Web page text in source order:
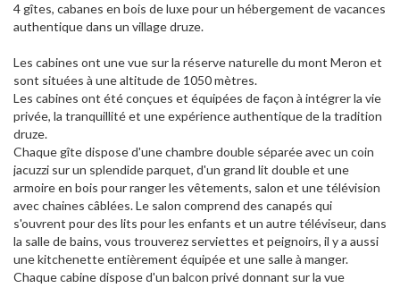
4 gîtes, cabanes en bois de luxe pour un hébergement de vacances
authentique dans un village druze.
Les cabines ont une vue sur la réserve naturelle du mont Meron et
sont situées à une altitude de 1050 mètres.
Les cabines ont été conçues et équipées de façon à intégrer la vie
privée, la tranquillité et une expérience authentique de la tradition
druze.
Chaque gîte dispose d'une chambre double séparée avec un coin
jacuzzi sur un splendide parquet, d'un grand lit double et une
armoire en bois pour ranger les vêtements, salon et une télévision
avec chaines câblées. Le salon comprend des canapés qui
s'ouvrent pour des lits pour les enfants et un autre téléviseur, dans
la salle de bains, vous trouverez serviettes et peignoirs, il y a aussi
une kitchenette entièrement équipée et une salle à manger.
Chaque cabine dispose d'un balcon privé donnant sur la vue